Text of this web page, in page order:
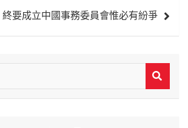
終要成立中國事務委員會惟必有紛爭